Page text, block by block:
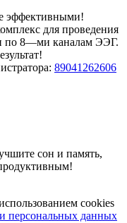
эффективными!
для проведения
по 8—ми каналам ЭЭГ.
89041262606
сон и память,
cookies
персональных данных